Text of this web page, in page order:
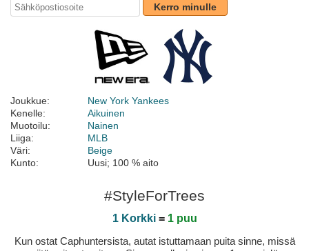
Kerro minulle
Joukkue:
New York Yankees
Kenelle:
Aikuinen
Muotoilu:
Nainen
Liiga:
MLB
Väri:
Beige
Kunto:
Uusi; 100 % aito
#StyleForTrees
1 Korkki= 1 puu
Kun ostat Caphuntersista, autat istuttamaan puita sinne, missä